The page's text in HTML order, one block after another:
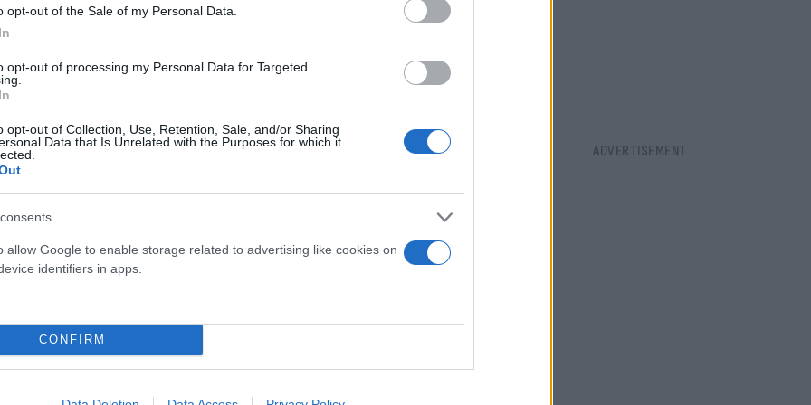
opt-out of the Sale of my Personal Data.
opt-out of processing my Personal Data for Targeted
opt-out of Collection, Use, Retention, Sale, and/or Sharing
Data that Is Unrelated with the Purposes for which it
allow Google to enable storage related to advertising like cookies on
identifiers in apps.
CONFIRM
υπέστη πνευμονία στην Μονάδα και δεν δέχθηκε την
ιδιοκτήτριας, να την καθησυχάσει, εκείνη
Όπως είπε, ο πατέρας της βρέθηκε σε κακή κατάσταση,
17 ημέρες χωρίς να συνέλθει ποτέ.
διακομιδή του πατέρα της από την Μονάδα στο Νοσοκομείο,
την οποία αναζήτησε στα πράγματα του και ακολούθως στην
πολύ για το θέμα όταν και άλλοι συγγενείς
οδοντοστοιχιών. Η «λύση» του «μυστηρίου με τις
ηλικιωμένος μασάει αργά, εκείνο που βολεύει τους
να τελειώνουν γρήγορα» είπε η δικηγόρος, σύμφωνα με